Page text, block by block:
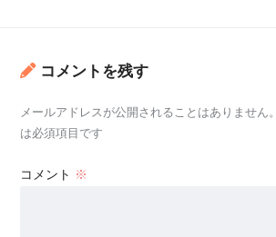
コメントを残す
メールアドレスが公開されることはありません。
は必須項目です
コメント ※